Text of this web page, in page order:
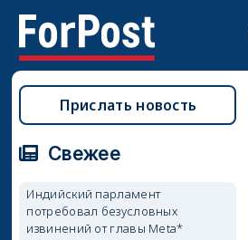
Прислать новость
Свежее
Индийский парламент
потребовал безусловных
извинений от главы Meta*